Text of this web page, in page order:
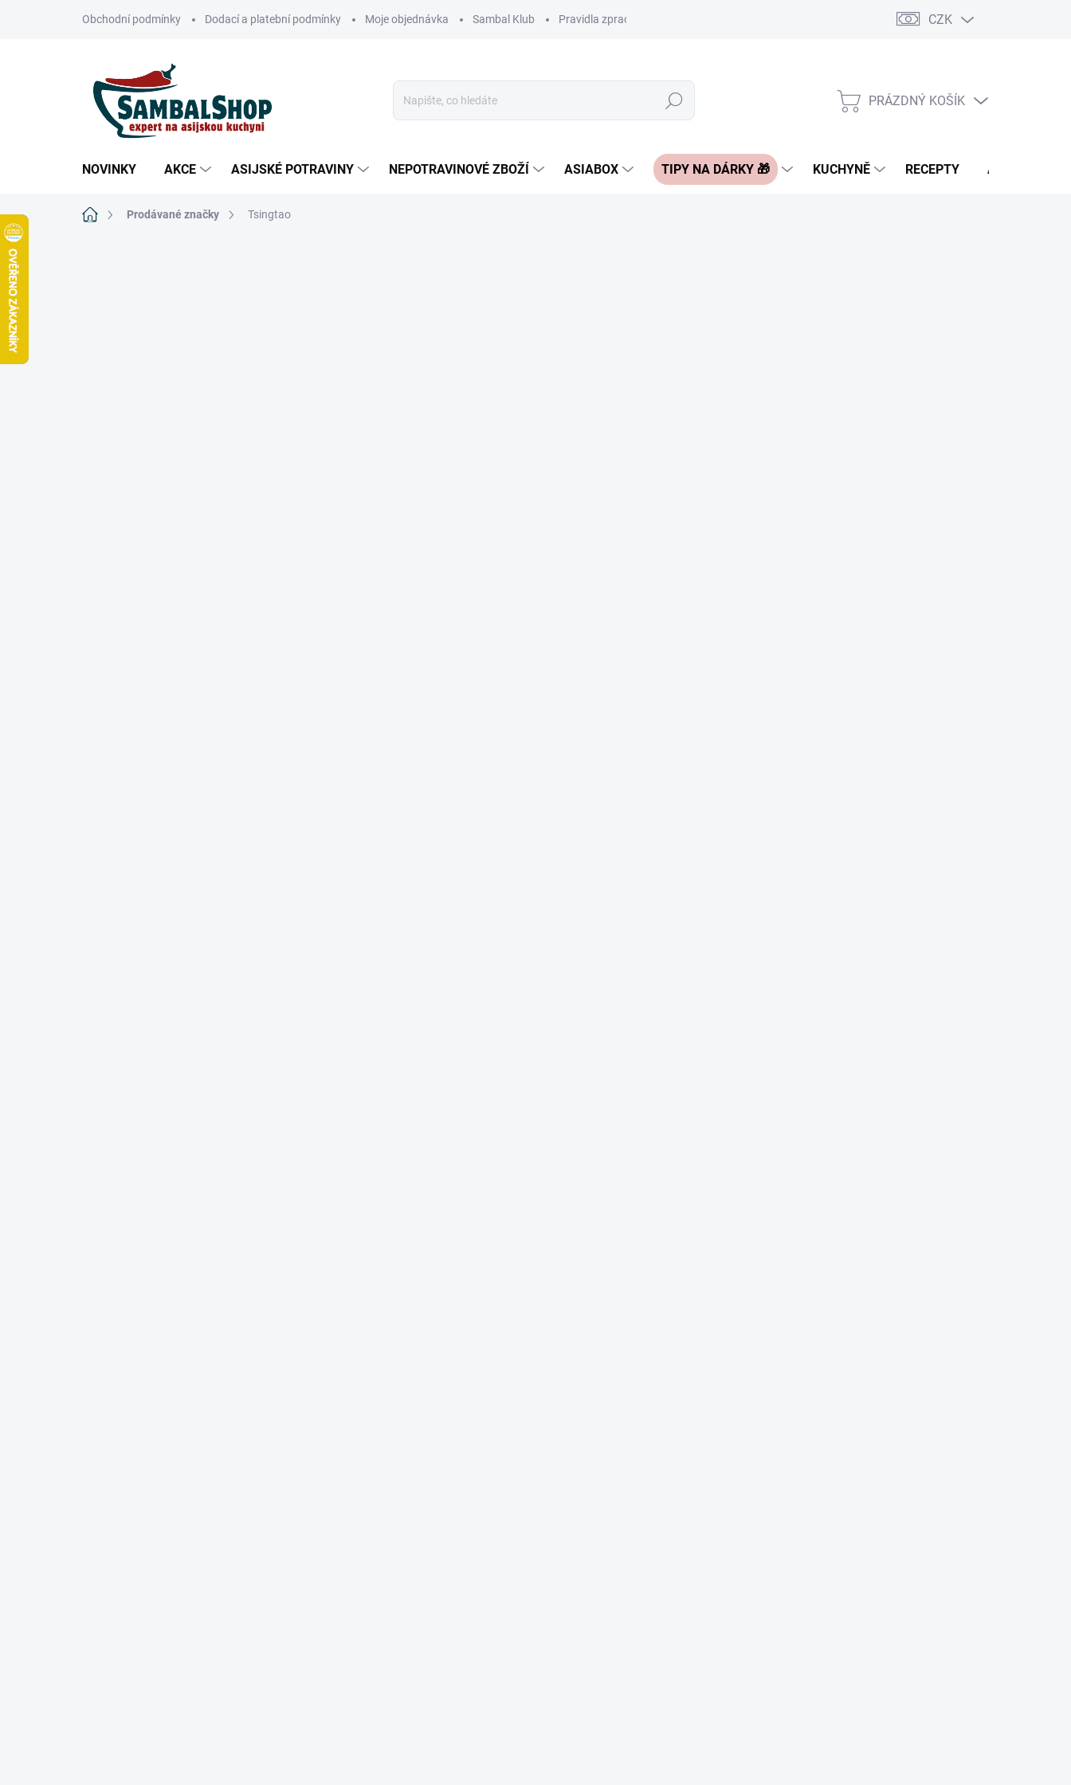
Obchodní podmínky Dodací a platební podmínky Moje objednávka Sambal Klub Pravidla zpracování recenzí FAQ - často kladené otázky
CZK
Hledat
NÁKUPNÍ
PRÁZDNÝ KOŠÍK
NOVINKY AKCE ASIJSKÉ POTRAVINY NEPOTRAVINOVÉ ZBOŽÍ ASIABOX TIPY NA DÁRKY 🎁 KUCHYNĚ RECEPTY ASIA BLOG
Domů Prodávané značky Tsingtao